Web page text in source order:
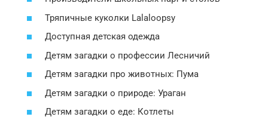
Тряпичные куколки Lalaloopsy
Доступная детская одежда
Детям загадки о профессии Лесничий
Детям загадки про животных: Пума
Детям загадки о природе: Ураган
Детям загадки о еде: Котлеты